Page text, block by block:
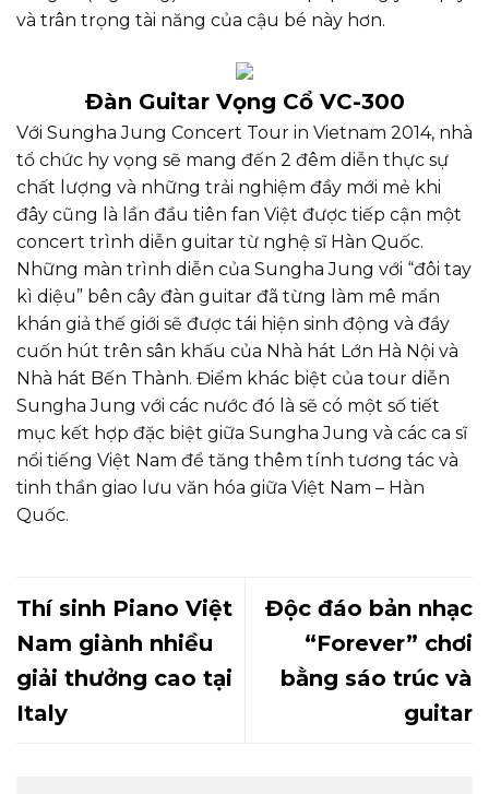
và trân trọng tài năng của cậu bé này hơn.
Đàn Guitar Vọng Cổ VC-300
Với Sungha Jung Concert Tour in Vietnam 2014, nhà
tổ chức hy vọng sẽ mang đến 2 đêm diễn thực sự
chất lượng và những trải nghiệm đầy mới mẻ khi
đây cũng là lần đầu tiên fan Việt được tiếp cận một
concert trình diễn guitar từ nghệ sĩ Hàn Quốc.
Những màn trình diễn của Sungha Jung với “đôi tay
kì diệu” bên cây đàn guitar đã từng làm mê mẩn
khán giả thế giới sẽ được tái hiện sinh động và đầy
cuốn hút trên sân khấu của Nhà hát Lớn Hà Nội và
Nhà hát Bến Thành. Điểm khác biệt của tour diễn
Sungha Jung với các nước đó là sẽ có một số tiết
mục kết hợp đặc biệt giữa Sungha Jung và các ca sĩ
nổi tiếng Việt Nam để tăng thêm tính tương tác và
tinh thần giao lưu văn hóa giữa Việt Nam – Hàn
Quốc.
Thí sinh Piano Việt
Nam giành nhiều
giải thưởng cao tại
Italy
Độc đáo bản nhạc
“Forever” chơi
bằng sáo trúc và
guitar